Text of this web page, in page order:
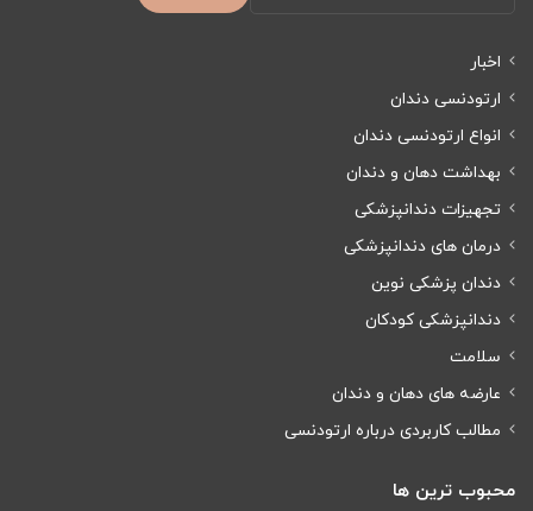
اخبار
ارتودنسی دندان
انواع ارتودنسی دندان
بهداشت دهان و دندان
تجهیزات دندانپزشکی
درمان های دندانپزشکی
دندان پزشکی نوین
دندانپزشکی کودکان
سلامت
عارضه های دهان و دندان
مطالب کاربردی درباره ارتودنسی
محبوب ترین ها